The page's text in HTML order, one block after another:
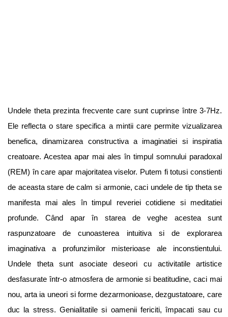
Undele theta prezinta frecvente care sunt cuprinse între 3-7Hz.
Ele reflecta o stare specifica a mintii care permite vizualizarea
benefica, dinamizarea constructiva a imaginatiei si inspiratia
creatoare. Acestea apar mai ales în timpul somnului paradoxal
(REM) în care apar majoritatea viselor. Putem fi totusi constienti
de aceasta stare de calm si armonie, caci undele de tip theta se
manifesta mai ales în timpul reveriei cotidiene si meditatiei
profunde. Când apar în starea de veghe acestea sunt
raspunzatoare de cunoasterea intuitiva si de explorarea
imaginativa a profunzimilor misterioase ale inconstientului.
Undele theta sunt asociate deseori cu activitatile artistice
desfasurate într-o atmosfera de armonie si beatitudine, caci mai
nou, arta ia uneori si forme dezarmonioase, dezgustatoare, care
duc la stress. Genialitatile si oamenii fericiti, împacati sau cu